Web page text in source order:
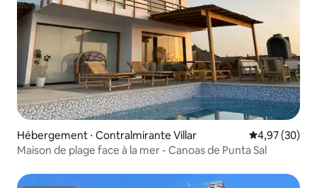
Hébergement ⋅ Contralmirante Villar Évaluation
4,97 (30)
Maison de plage face à la mer - Canoas de Punta Sal